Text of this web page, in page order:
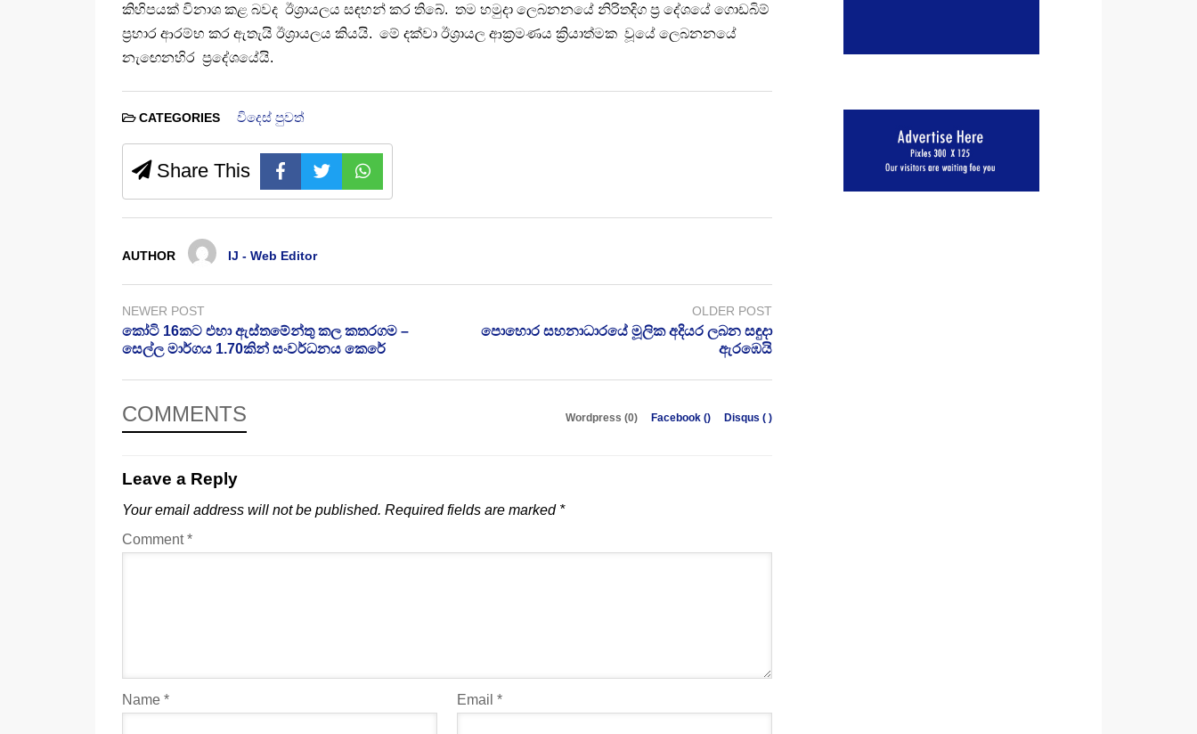
කිහිපයක් විනාශ කළ බවද ඊශ්‍රායලය සඳහන් කර තිබේ. තම හමුදා ලෙබනනයේ නිරිතදිග ප්‍ර දේශයේ ගොඩබිම්
ප්‍රහාර ආරම්භ කර ඇතැයි ඊශ්‍රායලය කියයි. මේ දක්වා ඊශ්‍රායල ආක්‍රමණය ක්‍රියාත්මක වූයේ ලෙබනනයේ
නැඟෙනහිර ප්‍රදේශයේයි.
CATEGORIES විදෙස් පුවත්
Share This
AUTHOR IJ - Web Editor
NEWER POST
කෝටි 16කට එහා ඇස්තමේන්තු කල කතරගම –
සෙල්ල මාර්ගය 1.70කින් සංවර්ධනය කෙරේ
OLDER POST
පොහොර සහනාධාරයේ මූලික අදියර ලබන සඳුදා
ඇරඹෙයි
COMMENTS Wordpress (0) Facebook () Disqus ( )
Leave a Reply
Your email address will not be published. Required fields are marked *
Comment*
Name * Email *